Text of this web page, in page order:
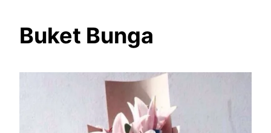
Buket Bunga